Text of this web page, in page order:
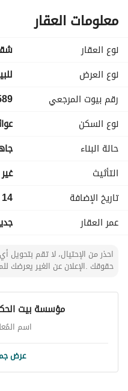
شقة بمدخل مستقل
مجلس وصالة
غرفتين نوم
مطبخ
الواجهة: 15 م جنوبي
المرافق:
توفر كهرباء موثوقة
متعددة للتسوق والمطاعم
المناسب.
التفاصيل أو لتحديد موعد
معلومات العقار
نوع العقار
نوع العرض
رقم بيوت المرجعي
نوع السكن
حالة البناء
التأثيث
تاريخ الإضافة
14 أبريل 2026
عمر العقار
احذر من الإحتيال، لا تقم بتحويل
حقوقك .الإعلان عن الغير يعرضك
مؤسسة بيت
اسم
عرض